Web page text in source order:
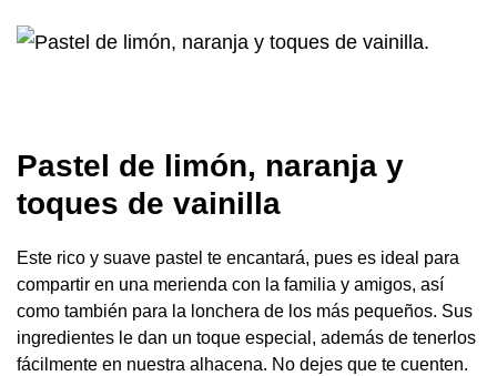
Pastel de limón, naranja y
toques de vainilla
Este rico y suave pastel te encantará, pues es ideal para
compartir en una merienda con la familia y amigos, así
como también para la lonchera de los más pequeños. Sus
ingredientes le dan un toque especial, además de tenerlos
fácilmente en nuestra alhacena. No dejes que te cuenten.